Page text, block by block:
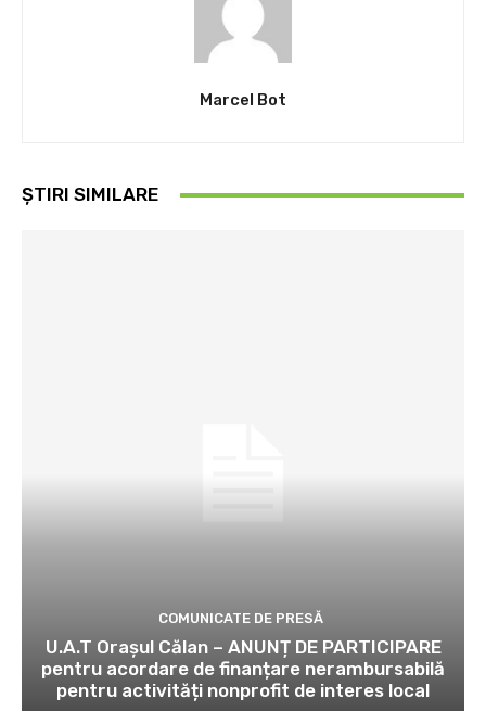
Marcel Bot
ȘTIRI SIMILARE
COMUNICATE DE PRESĂ
U.A.T Orașul Călan – ANUNȚ DE PARTICIPARE
pentru acordare de finanțare nerambursabilă
pentru activități nonprofit de interes local